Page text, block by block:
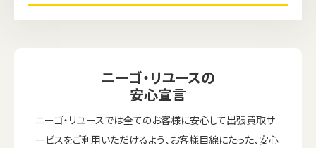
ニーゴ・リユースの
安心宣言
ニーゴ・リユースでは全てのお客様に安心して出張買取サ
ービスをご利用いただけるよう、お客様目線にたった、安心